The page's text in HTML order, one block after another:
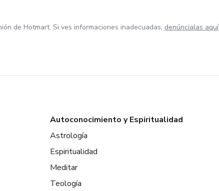
de Hotmart. Si ves informaciones inadecuadas, denúncialas aquí
Autoconocimiento y Espiritualidad
Astrología
Espiritualidad
Meditar
Teología